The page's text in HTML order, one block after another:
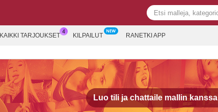
KAIKKI TARJOUKSET KILPAILUT RANETKI APP
Luo tili ja chattaile mallin kanssa